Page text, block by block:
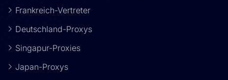
Frankreich-Vertreter
Deutschland-Proxys
Singapur-Proxies
Japan-Proxys